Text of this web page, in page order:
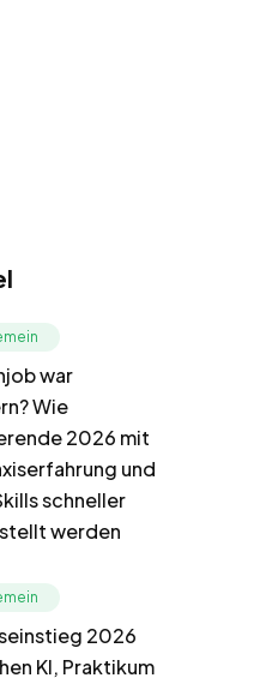
war
Wie
2026 mit
und
schneller
werden
2026
KI, Praktikum